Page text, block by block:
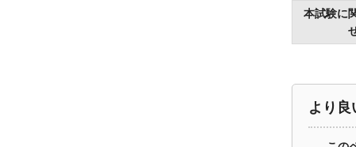
本試験に
より